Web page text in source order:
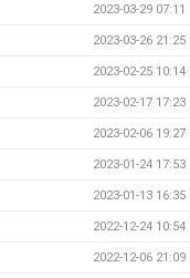
2023-03-29 07:11
2023-03-26 21:25
2023-02-25 10:14
2023-02-17 17:23
2023-02-06 19:27
2023-01-24 17:53
2023-01-13 16:35
2022-12-24 10:54
2022-12-06 21:09